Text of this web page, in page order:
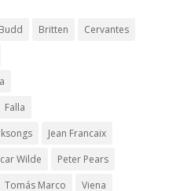
Britten
Cervantes
Falla
Jean Francaix
Wilde
Peter Pears
Tomás Marco Viena